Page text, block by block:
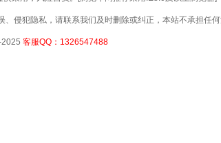
侵犯隐私，请联系我们及时删除或纠正，本站不承担任
客服QQ：1326547488